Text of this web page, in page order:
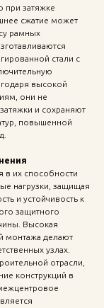
затяжке
сжатие может
рамных
стали с
высокой
они не
и сохраняют
повышенной
в их способности
нагрузки, защищая
и устойчивость к
защитного
Высокая
монтажа делают
узлах.
отрасли,
конструкций в